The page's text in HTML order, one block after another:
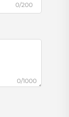
0/200
0/1000